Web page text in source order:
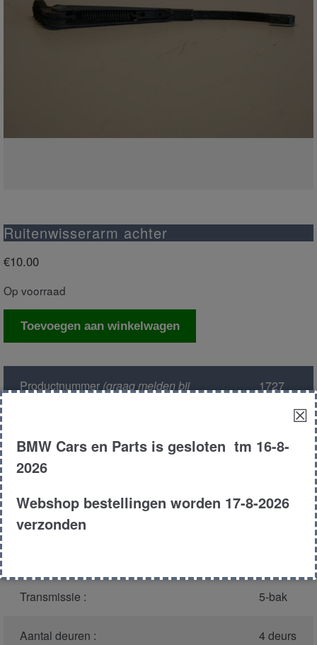
Ruitenwisserarm achter
€10.00
Op voorraad
Ruitenwisserarm
Toevoegen aan winkelwagen
Productnummer(graag melden bij
1727
Model : E36
Type :
Transmissie : 5-bak
Aantal deuren : 4 deurs
☒
BMW Cars en Parts is gesloten tm 16-8-
2026
Webshop bestellingen worden 17-8-2026
verzonden